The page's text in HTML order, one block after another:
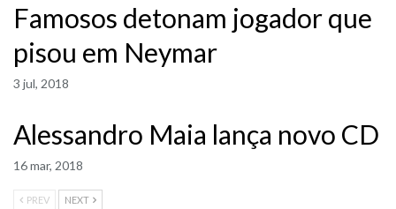
Famosos detonam jogador que
pisou em Neymar
3 jul, 2018
Alessandro Maia lança novo CD
16 mar, 2018
PREV NEXT